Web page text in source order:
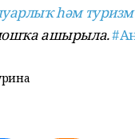
һәм
ашырыла.